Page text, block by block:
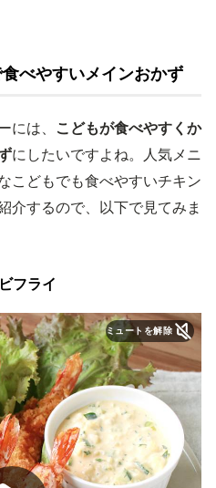
べやすいメインおかず
には、 こどもが食べやすくか
にしたいですよね。人気メニ
こどもでも食べやすいチキン
介するので、以下で見てみま
フライ
ミュートを解除